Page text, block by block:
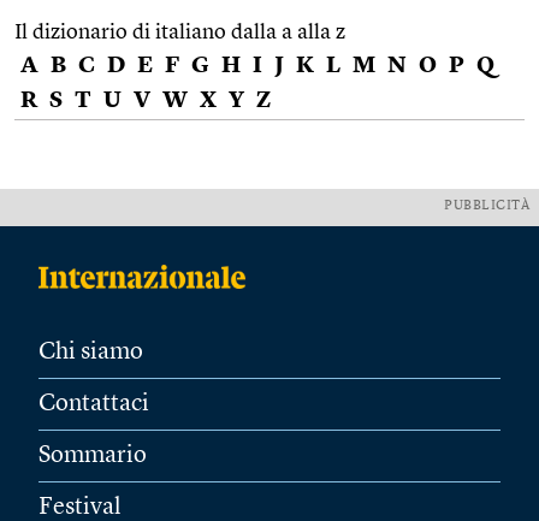
Il dizionario di italiano dalla a alla z
A B C D E F G H I J K L M N O P Q
R S T U V W X Y Z
PUBBLICITÀ
Chi siamo
Contattaci
Sommario
Festival